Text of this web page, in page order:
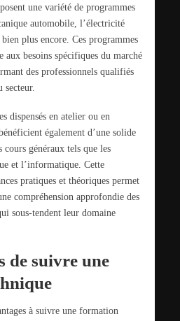
une variété de programmes
automobile, l’électricité
plus encore. Ces programmes
aux besoins spécifiques du marché
des professionnels qualifiés
secteur.
dispensés en atelier ou en
également d’une solide
cours généraux tels que les
et l’informatique. Cette
pratiques et théoriques permet
compréhension approfondie des
sous-tendent leur domaine
de suivre une
à suivre une formation